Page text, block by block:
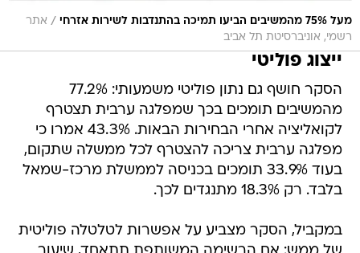
מעל 75% מהמשיבים הביעו תמיכה בהתנדבות לשירות אזרחי / אתר
רשמי, אוניברסיטת תל אביב
ייצוג פוליטי
הסקר חושף גם נתון פוליטי משמעותי: 77.2%
מהמשיבים תומכים בכך שמפלגה ערבית תצטרף
לקואליציה אחרי הבחירות הבאות. 43.3% אמרו כי
מפלגה ערבית צריכה להצטרף לכל ממשלה שתקום,
בעוד 33.9% תומכים בכניסה לממשלת מרכז-שמאל
בלבד. רק 18.3% מתנגדים לכך.
במקביל, הסקר מצביע על אפשרות לטלטלה פוליטית